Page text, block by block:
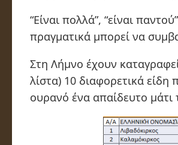
“Είναι πολλά”, “είναι
πραγματικά μπορεί να
Στη Λήμνο έχουν
λίστα) 10 διαφορετικά
ουρανό ένα απαίδευτο μάτι